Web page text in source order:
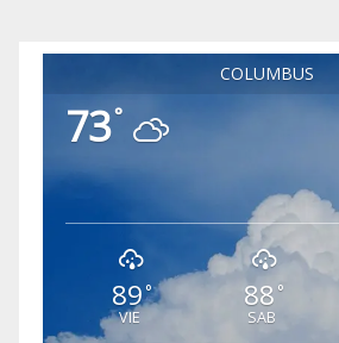
COLUMBUS
73°
89°
VIE
88 °
SAB